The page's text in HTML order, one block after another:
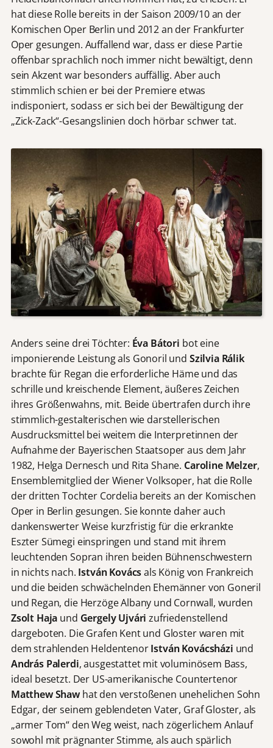
hat diese Rolle bereits in der Saison 2009/10 an der
Komischen Oper Berlin und 2012 an der Frankfurter
Oper gesungen. Auffallend war, dass er diese Partie
offenbar sprachlich noch immer nicht bewältigt, denn
sein Akzent war besonders auffällig. Aber auch
stimmlich schien er bei der Premiere etwas
indisponiert, sodass er sich bei der Bewältigung der
„Zick-Zack“-Gesangslinien doch hörbar schwer tat.
Anders seine drei Töchter: Éva Bátori bot eine
imponierende Leistung als Gonoril und Szilvia Rálik
brachte für Regan die erforderliche Häme und das
schrille und kreischende Element, äußeres Zeichen
ihres Größenwahns, mit. Beide übertrafen durch ihre
stimmlich-gestalterischen wie darstellerischen
Ausdrucksmittel bei weitem die Interpretinnen der
Aufnahme der Bayerischen Staatsoper aus dem Jahr
1982, Helga Dernesch und Rita Shane. Caroline Melzer,
Ensemblemitglied der Wiener Volksoper, hat die Rolle
der dritten Tochter Cordelia bereits an der Komischen
Oper in Berlin gesungen. Sie konnte daher auch
dankenswerter Weise kurzfristig für die erkrankte
Eszter Sümegi einspringen und stand mit ihrem
leuchtenden Sopran ihren beiden Bühnenschwestern
in nichts nach. István Kovácsals König von Frankreich
und die beiden schwächelnden Ehemänner von Goneril
und Regan, die Herzöge Albany und Cornwall, wurden
Zsolt Haja und Gergely Ujvári zufriedenstellend
dargeboten. Die Grafen Kent und Gloster waren mit
dem strahlenden HeldentenorIstván Kovácsházi und
András Palerdi, ausgestattet mit voluminösem Bass,
ideal besetzt. Der US-amerikanische Countertenor
Matthew Shaw hat den verstoßenen unehelichen Sohn
Edgar, der seinem geblendeten Vater, Graf Gloster, als
„armer Tom“ den Weg weist, nach zögerlichem Anlauf
sowohl mit prägnanter Stimme, als auch spärlich